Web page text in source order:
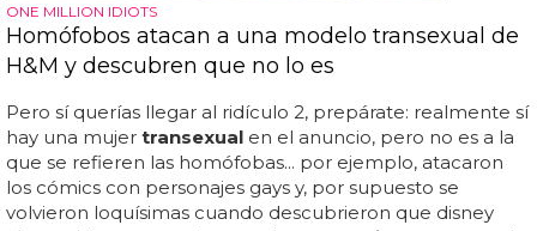
ONE MILLION IDIOTS
Homófobos atacan a una modelo transexual de
H&M y descubren que no lo es
Pero sí querías llegar al ridículo 2, prepárate: realmente sí
hay una mujer transexual en el anuncio, pero no es a la
que se refieren las homófobas... por ejemplo, atacaron
los cómics con personajes gays y, por supuesto se
volvieron loquísimas cuando descubrieron que disney